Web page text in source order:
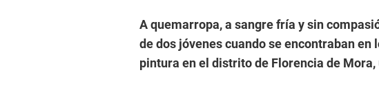
A quemarropa, a sangre fría y sin
de dos jóvenes cuando se encontraban
pintura en el distrito de Florencia de Mora,